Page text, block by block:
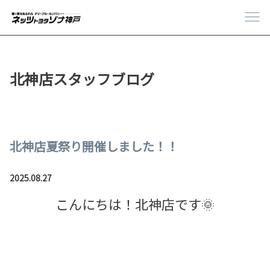
北神店スタッフブログ
北神店夏祭り開催しました！！
2025.08.27
こんにちは！北神店です🌞